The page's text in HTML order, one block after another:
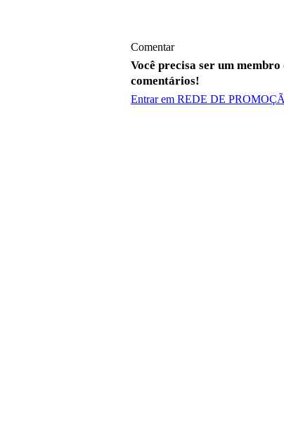
Comentar
Você precisa ser um
comentários!
Entrar em REDE DE